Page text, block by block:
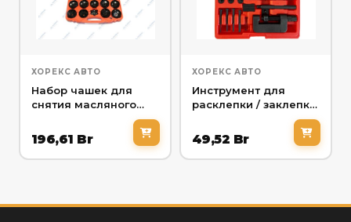
ХОРЕКС АВТО
Набор чашек для
снятия масляного
предметов) Хорекс
Авто HZ 25.1.018S
196,61 Br
ХОРЕКС АВТО
Инструмент для
расклепки / заклепки
цепи Хорекс Авто HZ
25.1.062J
49,52 Br